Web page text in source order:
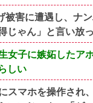
被害に遭遇し、ナ
じゃん」と言い放
女子に嫉妬したア
しい
スマホを操作され